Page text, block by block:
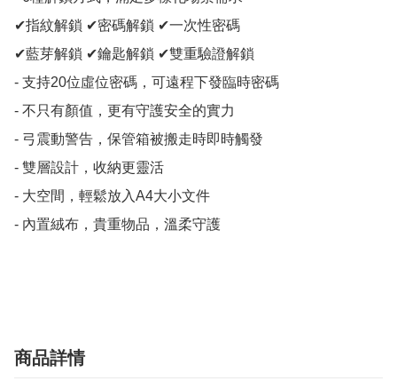
✔指紋解鎖 ✔密碼解鎖 ✔一次性密碼
✔藍芽解鎖 ✔鑰匙解鎖 ✔雙重驗證解鎖
- 支持20位虛位密碼，可遠程下發臨時密碼
- 不只有顏值，更有守護安全的實力
- 弓震動警告，保管箱被搬走時即時觸發
- 雙層設計，收納更靈活
- 大空間，輕鬆放入A4大小文件
- 內置絨布，貴重物品，溫柔守護
商品詳情